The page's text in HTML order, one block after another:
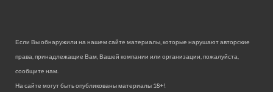
Если Вы обнаружили на нашем сайте материалы, которые нарушают авторские
права, принадлежащие Вам, Вашей компании или организации, пожалуйста,
сообщите нам.
На сайте могут быть опубликованы материалы 18+!